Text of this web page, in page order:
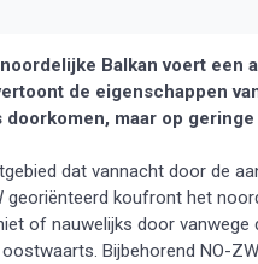
Balkan voert een
de eigenschappen
maar op
dat vannacht door de
koufront het
of nauwelijks door vanwege
Bijbehorend NO-